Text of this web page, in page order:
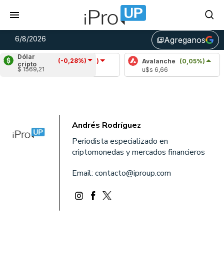
6/8/2026 library_addAgreganos
Dólar
cripto
(-0,28%)
$ 1569,21
Cardano
(-1,14%)
u$s 0,19
Avalanche (0,05%)
Andrés Rodríguez
Periodista especializado en
criptomonedas y mercados financieros
Email: contacto@iproup.com